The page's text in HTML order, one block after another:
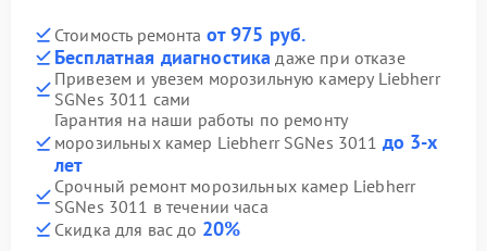
Стоимость ремонта от 975 руб.
Бесплатная диагностика даже при отказе
Привезем и увезем морозильную камеру Liebherr
SGNes 3011 сами
Гарантия на наши работы по ремонту
морозильных камер Liebherr SGNes 3011 до 3-х
лет
Срочный ремонт морозильных камер Liebherr
SGNes 3011 в течении часа
Скидка для вас до 20%